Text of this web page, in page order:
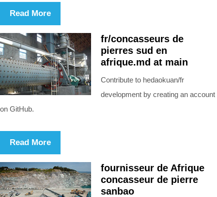
Read More
fr/concasseurs de
pierres sud en
afrique.md at main
Contribute to hedaokuan/fr
development by creating an account
on GitHub.
Read More
fournisseur de Afrique
concasseur de pierre
sanbao